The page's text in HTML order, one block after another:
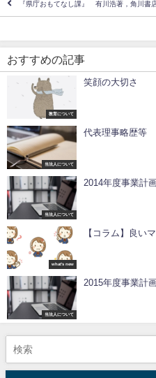
『県庁おもてなし課』 有川浩著，角川書
おすすめの記事
教育について
笑顔の大切さ
当法人について
代表理事略歴等
当法人について
2014年度事業計
what's new
【コラム】良い
当法人について
2015年度事業計画